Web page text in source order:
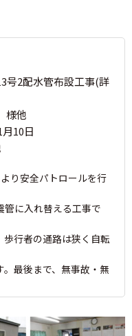
号2配水管布設工事(詳
様他
10日
り安全パトロールを行
管に入れ替える工事で
行者の通路は狭く自転
最後まで、無事故・無